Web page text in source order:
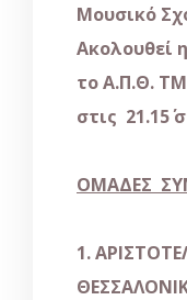
Μουσικό
το Α.Π.Θ.
στις 21.15΄
ΟΜΑΔΕΣ
1.